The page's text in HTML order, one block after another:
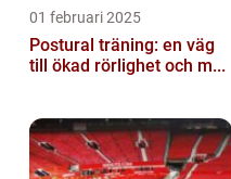
01 februari 2025
Postural träning: en väg
till ökad rörlighet och m...